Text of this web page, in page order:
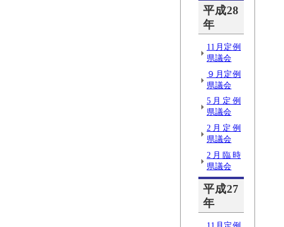
平成28
年
11月定例
県議会
９月定例
県議会
5月定例
県議会
2月定例
県議会
2月臨時
県議会
平成27
年
11月定例